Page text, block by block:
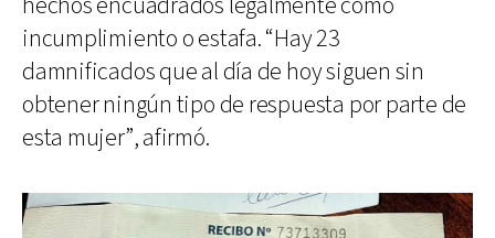
incumplimiento o estafa. “Hay 23
damnificados que al día de hoy siguen sin
obtener ningún tipo de respuesta por parte de
esta mujer”, afirmó.